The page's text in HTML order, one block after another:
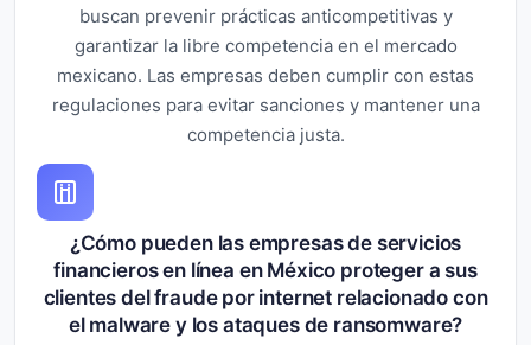
buscan prevenir prácticas anticompetitivas y
garantizar la libre competencia en el mercado
mexicano. Las empresas deben cumplir con estas
regulaciones para evitar sanciones y mantener una
competencia justa.
¿Cómo pueden las empresas de servicios
financieros en línea en México proteger a sus
clientes del fraude por internet relacionado con
el malware y los ataques de ransomware?